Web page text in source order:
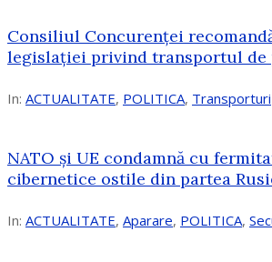
Consiliul Concurenței
legislației privind transportul de
In: ACTUALITATE, POLITICA, Transporturi
NATO și UE condamnă cu
cibernetice ostile din partea
In: ACTUALITATE, Aparare, POLITICA,